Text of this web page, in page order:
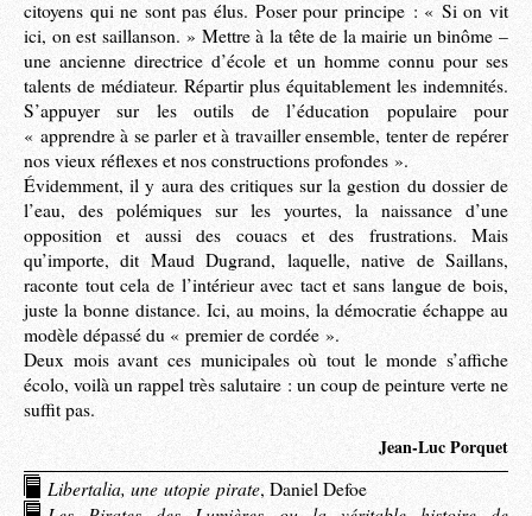
citoyens qui ne sont pas élus. Poser pour principe : « Si on vit
ici, on est saillanson. » Mettre à la tête de la mairie un binôme –
une ancienne directrice d’école et un homme connu pour ses
talents de médiateur. Répartir plus équitablement les indemnités.
S’appuyer sur les outils de l’éducation populaire pour
« apprendre à se parler et à travailler ensemble, tenter de repérer
nos vieux réflexes et nos constructions profondes ».
Évidemment, il y aura des critiques sur la gestion du dossier de
l’eau, des polémiques sur les yourtes, la naissance d’une
opposition et aussi des couacs et des frustrations. Mais
qu’importe, dit Maud Dugrand, laquelle, native de Saillans,
raconte tout cela de l’intérieur avec tact et sans langue de bois,
juste la bonne distance. Ici, au moins, la démocratie échappe au
modèle dépassé du « premier de cordée ».
Deux mois avant ces municipales où tout le monde s’affiche
écolo, voilà un rappel très salutaire : un coup de peinture verte ne
suffit pas.
Jean-Luc Porquet
Libertalia, une utopie pirate, Daniel Defoe